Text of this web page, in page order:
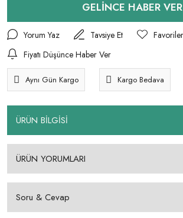
GELİNCE HABER VER
Yorum Yaz
Tavsiye Et
Fiyatı Düşünce Haber Ver
Aynı Gün Kargo Kargo Bedava
ÜRÜN BİLGİSİ
ÜRÜN YORUMLARI
Soru & Cevap